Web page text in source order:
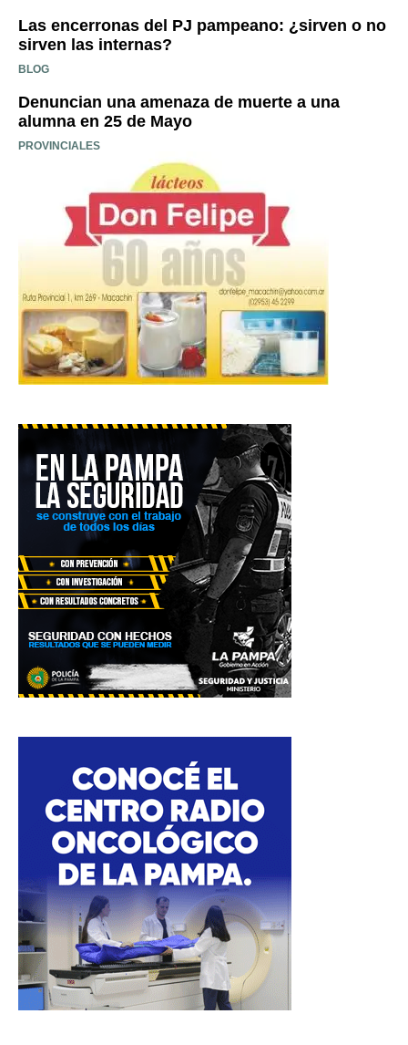
Las encerronas del PJ pampeano: ¿sirven o no
sirven las internas?
BLOG
Denuncian una amenaza de muerte a una
alumna en 25 de Mayo
PROVINCIALES